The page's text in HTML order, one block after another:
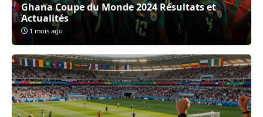
Ghana Coupe du Monde 2024 Résultats et
Actualités
1 mois ago